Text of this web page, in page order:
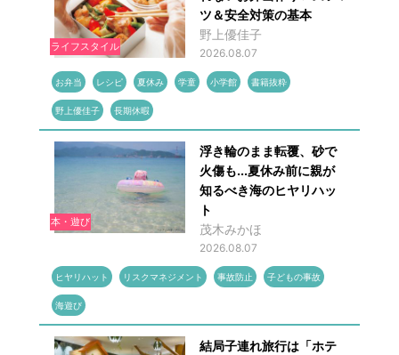
ライフスタイル
ツ＆安全対策の基本
野上優佳子
2026.08.07
お弁当 レシピ 夏休み 学童 小学館 書籍抜粋
野上優佳子 長期休暇
本・遊び
浮き輪のまま転覆、砂で
火傷も...夏休み前に親が
知るべき海のヒヤリハッ
ト
茂木みかほ
2026.08.07
ヒヤリハット リスクマネジメント 事故防止 子どもの事故
海遊び
結局子連れ旅行は「ホテ